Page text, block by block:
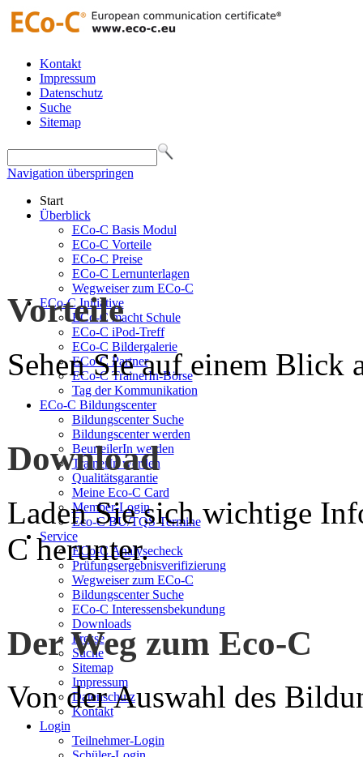
Kontakt
Impressum
Datenschutz
Suche
Sitemap
Navigation überspringen
Start
Überblick
ECo-C Basis Modul
ECo-C Vorteile
ECo-C Preise
ECo-C Lernunterlagen
Wegweiser zum ECo-C
ECo-C Initiative
ECo-C macht Schule
ECo-C iPod-Treff
ECo-C Bildergalerie
ECo-C Partner
ECo-C TrainerIn-Börse
Tag der Kommunikation
ECo-C Bildungscenter
Bildungscenter Suche
Bildungscenter werden
BeurteilerIn werden
TrainerIn werden
Qualitätsgarantie
Meine Eco-C Card
Member-Login
Eco-C BU/TQS Termine
Service
ECo-C Analysecheck
Prüfungsergebnisverifizierung
Wegweiser zum ECo-C
Bildungscenter Suche
ECo-C Interessensbekundung
Downloads
Presse
Suche
Sitemap
Impressum
Datenschutz
Kontakt
Login
Teilnehmer-Login
Vorteile
Sehen Sie auf einem Blick
Download
Laden Sie sich wichtige
C herunter.
Der Weg zum Eco-C
Von der Auswahl des